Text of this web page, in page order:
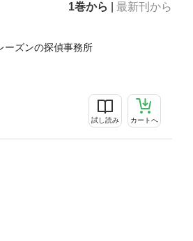
1巻から 最新刊から
ーズンの探偵事務所
試し読み カートへ